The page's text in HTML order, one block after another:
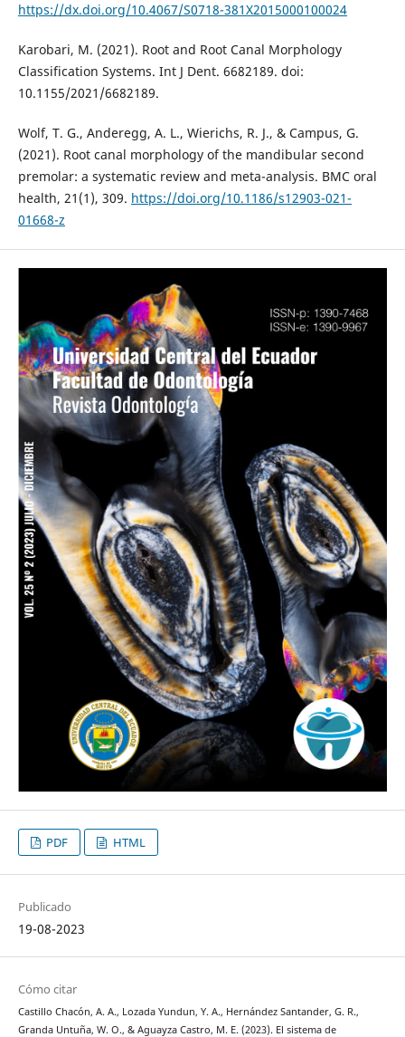
https://dx.doi.org/10.4067/S0718-381X2015000100024
Karobari, M. (2021). Root and Root Canal Morphology
Classification Systems. Int J Dent. 6682189. doi:
10.1155/2021/6682189.
Wolf, T. G., Anderegg, A. L., Wierichs, R. J., & Campus, G.
(2021). Root canal morphology of the mandibular second
premolar: a systematic review and meta-analysis. BMC oral
health, 21(1), 309. https://doi.org/10.1186/s12903-021-
01668-z
PDF HTML
Publicado
19-08-2023
Cómo citar
Castillo Chacón, A. A., Lozada Yundun, Y. A., Hernández Santander, G. R.,
Granda Untuña, W. O., & Aguayza Castro, M. E. (2023). El sistema de